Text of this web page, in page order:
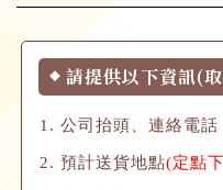
◆ 請提供以下資訊(
公司抬頭、連絡電話
預計送貨地點(定點